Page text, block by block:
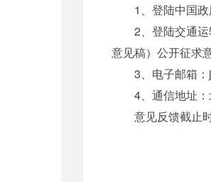
1、登陆中国政府
2、登陆交通运输
意见稿）公开征求
3、电子邮箱：
4、通信地址：
意见反馈截止时